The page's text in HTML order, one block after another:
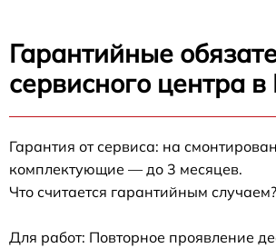
Гарантийные
сервисного центра
Гарантия от сервиса: на
комплектующие — до 3 месяцев.
Что считается гарантийным случаем?
Для работ: Повторное проявление